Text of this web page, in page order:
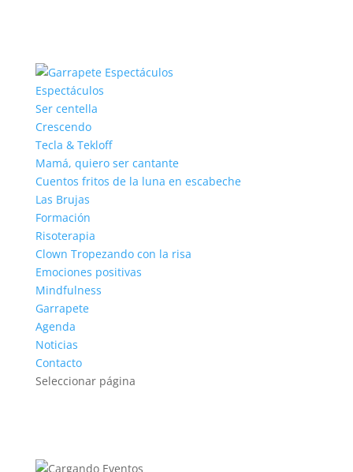
Espectáculos
Ser centella
Crescendo
Tecla & Tekloff
Mamá, quiero ser cantante
Cuentos fritos de la luna en escabeche
Las Brujas
Formación
Risoterapia
Clown Tropezando con la risa
Emociones positivas
Mindfulness
Garrapete
Agenda
Noticias
Contacto
Seleccionar página